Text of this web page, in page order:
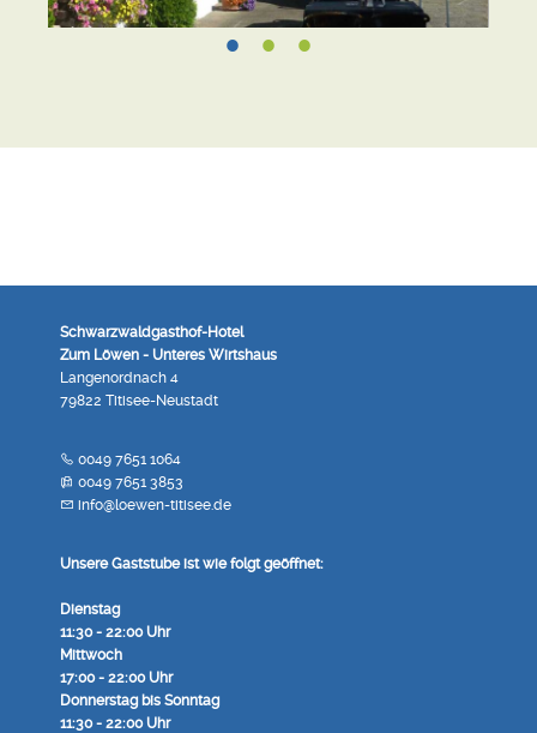
Schwarzwaldgasthof-Hotel
Zum Löwen - Unteres Wirtshaus
Langenordnach 4
79822 Titisee-Neustadt
0049 7651 1064
0049 7651 3853
info@loewen-titisee.de
Unsere Gaststube ist wie folgt geöffnet:
Dienstag
11:30 - 22:00 Uhr
Mittwoch
17:00 - 22:00 Uhr
Donnerstag bis Sonntag
11:30 - 22:00 Uhr